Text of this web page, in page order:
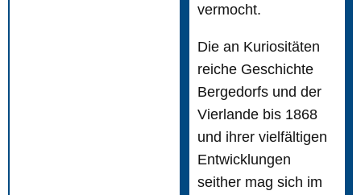
vermocht.
Die an Kuriositäten
reiche Geschichte
Bergedorfs und der
Vierlande bis 1868
und ihrer vielfältigen
Entwicklungen
seither mag sich im